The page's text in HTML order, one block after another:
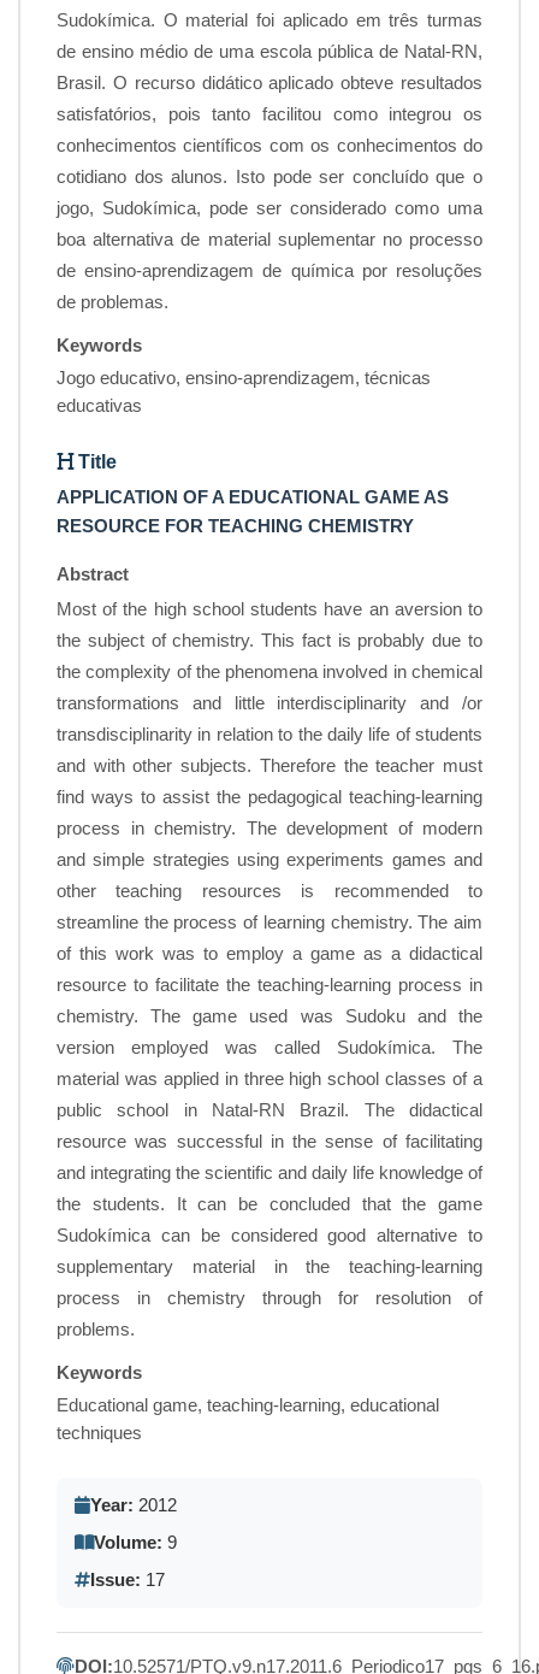
Sudokímica. O material foi aplicado em três turmas
de ensino médio de uma escola pública de Natal-RN,
Brasil. O recurso didático aplicado obteve resultados
satisfatórios, pois tanto facilitou como integrou os
conhecimentos científicos com os conhecimentos do
cotidiano dos alunos. Isto pode ser concluído que o
jogo, Sudokímica, pode ser considerado como uma
boa alternativa de material suplementar no processo
de ensino-aprendizagem de química por resoluções
de problemas.
Keywords
Jogo educativo, ensino-aprendizagem, técnicas
educativas
Title
APPLICATION OF A EDUCATIONAL GAME AS
RESOURCE FOR TEACHING CHEMISTRY
Abstract
Most of the high school students have an aversion to
the subject of chemistry. This fact is probably due to
the complexity of the phenomena involved in chemical
transformations and little interdisciplinarity and /or
transdisciplinarity in relation to the daily life of students
and with other subjects. Therefore the teacher must
find ways to assist the pedagogical teaching-learning
process in chemistry. The development of modern
and simple strategies using experiments games and
other teaching resources is recommended to
streamline the process of learning chemistry. The aim
of this work was to employ a game as a didactical
resource to facilitate the teaching-learning process in
chemistry. The game used was Sudoku and the
version employed was called Sudokímica. The
material was applied in three high school classes of a
public school in Natal-RN Brazil. The didactical
resource was successful in the sense of facilitating
and integrating the scientific and daily life knowledge of
the students. It can be concluded that the game
Sudokímica can be considered good alternative to
supplementary material in the teaching-learning
process in chemistry through for resolution of
problems.
Keywords
Educational game, teaching-learning, educational
techniques
Year: 2012
Volume: 9
Issue: 17
DOI:10.52571/